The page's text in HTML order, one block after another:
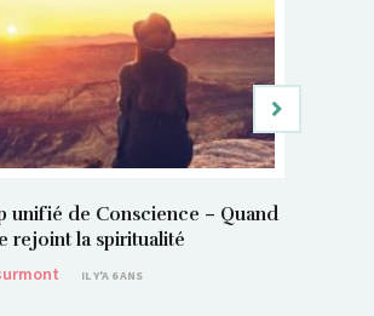
unifié de Conscience – Quand
rejoint la spiritualité
IL Y'A 6 ANS